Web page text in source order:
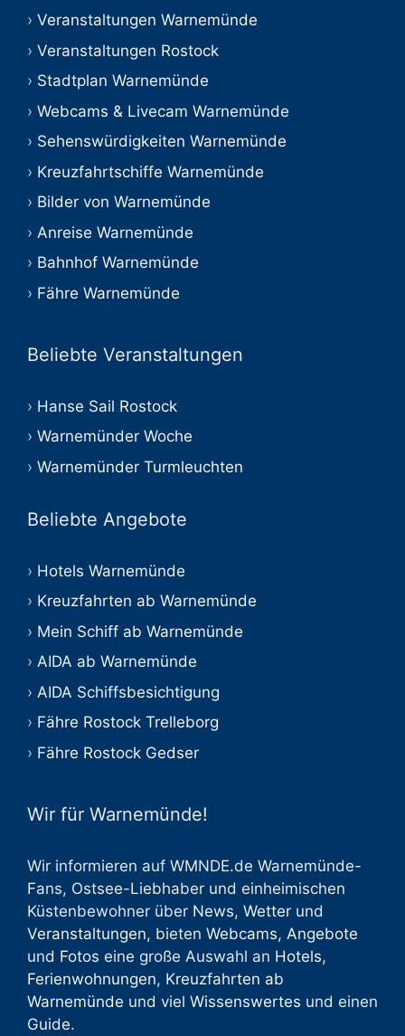
Veranstaltungen Warnemünde
Veranstaltungen Rostock
Stadtplan Warnemünde
Webcams & Livecam Warnemünde
Sehenswürdigkeiten Warnemünde
Kreuzfahrtschiffe Warnemünde
Bilder von Warnemünde
Anreise Warnemünde
Bahnhof Warnemünde
Fähre Warnemünde
Beliebte Veranstaltungen
Hanse Sail Rostock
Warnemünder Woche
Warnemünder Turmleuchten
Beliebte Angebote
Hotels Warnemünde
Kreuzfahrten ab Warnemünde
Mein Schiff ab Warnemünde
AIDA ab Warnemünde
AIDA Schiffsbesichtigung
Fähre Rostock Trelleborg
Fähre Rostock Gedser
Wir für Warnemünde!
Wir informieren auf WMNDE.de Warnemünde-
Fans, Ostsee-Liebhaber und einheimischen
Küstenbewohner über News, Wetter und
Veranstaltungen, bieten Webcams, Angebote
und Fotos eine große Auswahl an Hotels,
Ferienwohnungen, Kreuzfahrten ab
Warnemünde und viel Wissenswertes und einen
Guide.